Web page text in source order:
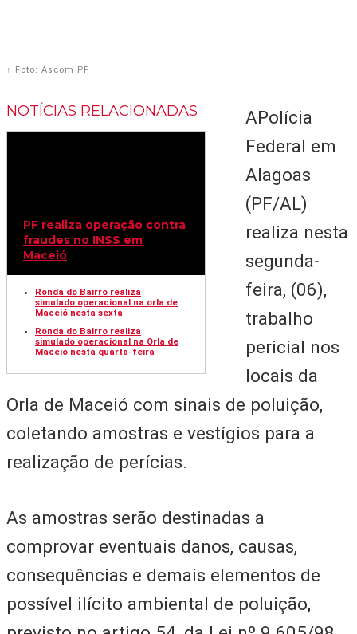
↑ Foto: Ascom PF
NOTÍCIAS RELACIONADAS
PF realiza operação contra
fraudes no INSS em
Maceió
Ronda do Bairro realiza
simulado operacional na orla de
Maceió nesta sexta
Ronda do Bairro realiza
simulado operacional na Orla de
Maceió nesta quarta-feira
APolícia
Federal em
Alagoas
(PF/AL)
realiza nesta
segunda-
feira, (06),
trabalho
pericial nos
locais da
Orla de Maceió com sinais de poluição,
coletando amostras e vestígios para a
realização de perícias.
As amostras serão destinadas a
comprovar eventuais danos, causas,
consequências e demais elementos de
possível ilícito ambiental de poluição,